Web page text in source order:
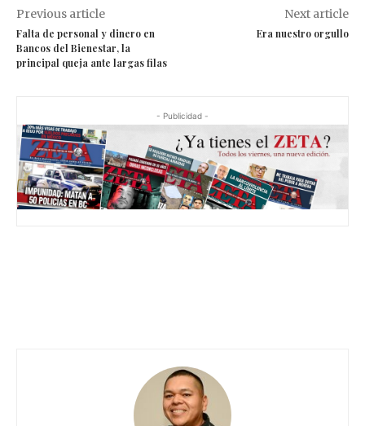
Previous article
Falta de personal y dinero en
Bancos del Bienestar, la
principal queja ante largas filas
Next article
Era nuestro orgullo
- Publicidad -